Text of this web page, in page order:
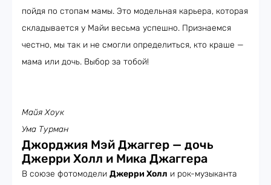
пойдя по стопам мамы. Это модельная карьера, которая
складывается у Майи весьма успешно. Признаемся
честно, мы так и не смогли определиться, кто краше —
мама или дочь. Выбор за тобой!
Майя Хоук
Ума Турман
Джорджия Мэй Джаггер — дочь
Джерри Холл и Мика Джаггера
В союзе фотомодели Джерри Холл и рок-музыканта